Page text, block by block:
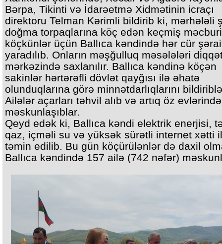
Bərpa, Tikinti və İdarəetmə Xidmətinin icraçı
direktoru Telman Kərimli bildirib ki, mərhələli
doğma torpaqlarına köç edən keçmiş məcburi
köçkünlər üçün Ballıca kəndində hər cür
yaradılıb. Onların məşğulluq məsələləri
mərkəzində saxlanılır. Ballıca kəndinə köçən
sakinlər hərtərəfli dövlət qayğısı ilə əhatə
olunduqlarına görə minnətdarlıqlarını
Ailələr açarları təhvil alıb və artıq öz evlərində
məskunlaşıblar.
Qeyd edək ki, Ballıca kəndi elektrik enerjisi,
qaz, içməli su və yüksək sürətli internet xətti
təmin edilib. Bu gün köçürülənlər də daxil
Ballıca kəndində 157 ailə (742 nəfər)